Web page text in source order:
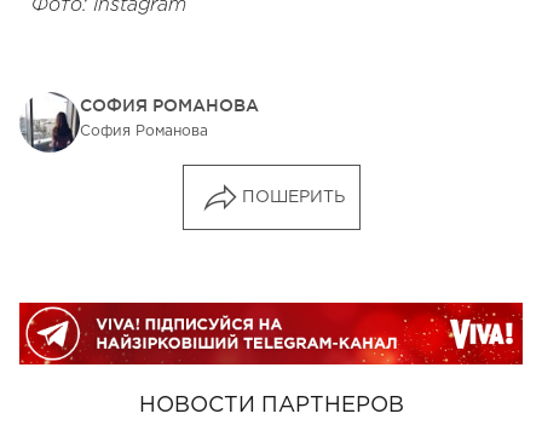
Фото: Instagram
СОФИЯ РОМАНОВА
София Романова
ПОШЕРИТЬ
НОВОСТИ ПАРТНЕРОВ